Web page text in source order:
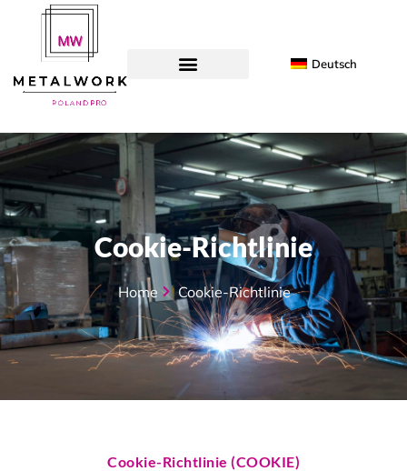
Deutsch
Cookie-Richtlinie
Home Cookie-Richtlinie
Cookie-Richtlinie (COOKIE)